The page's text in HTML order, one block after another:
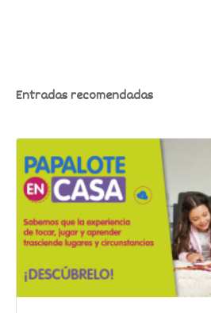
Entradas recomendadas